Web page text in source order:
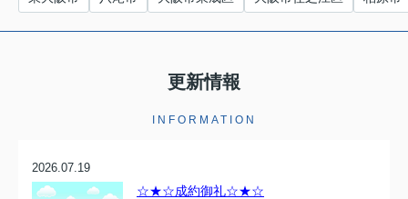
更新情報
INFORMATION
2026.07.19
☆★☆成約御礼☆★☆